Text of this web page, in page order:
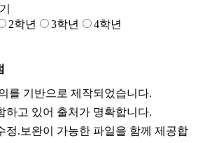
2학년 3학년 4학년
를 기반으로 제작되었습니다.
하고 있어 출처가 명확합니다.
정.보완이 가능한 파일을 함께 제공합